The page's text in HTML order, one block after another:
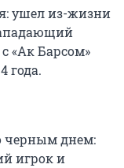
ушел из-жизни
«Ак Барсом»
года.
черным днем:
игрок и